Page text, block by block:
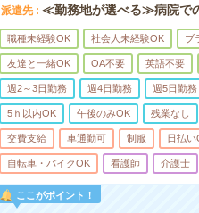
派遣先 ≪勤務地が選べる≫病院で
職種未経験OK 社会人未経験OK ブ
友達と一緒OK OA不要 英語不要
週2～3日勤務 週4日勤務 週5日勤務
5ｈ以内OK 午後のみOK 残業なし
交費支給 車通勤可 制服 日払い
自転車・バイクOK 看護師 介護士
ここがポイント！